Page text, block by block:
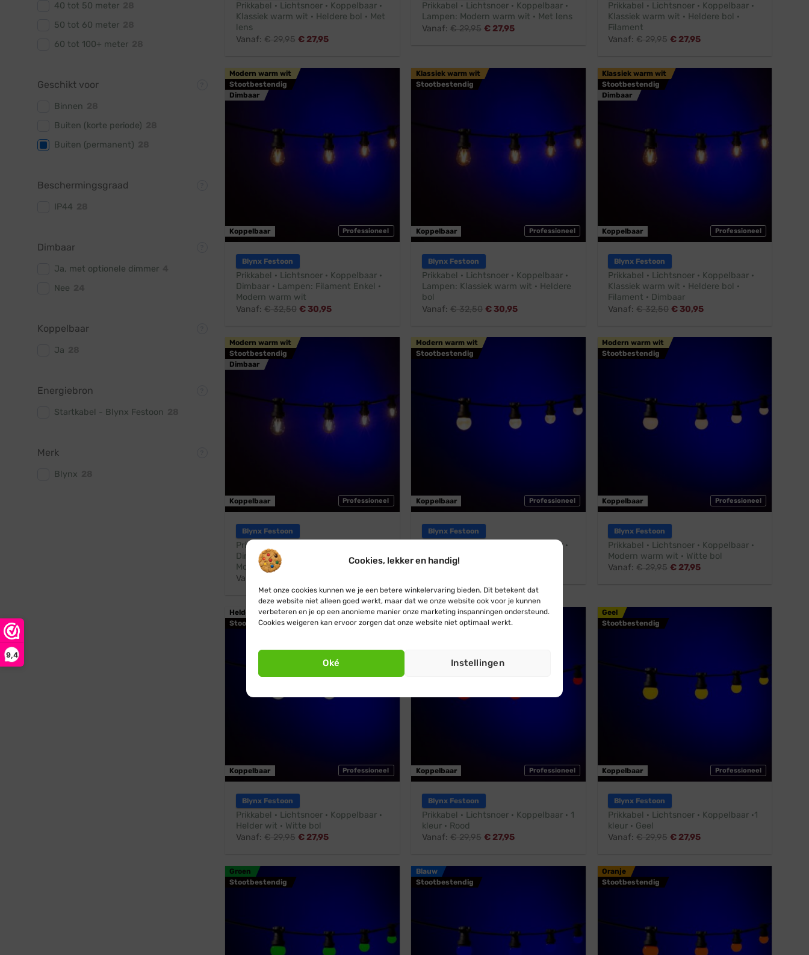
Cookies, lekker en handig!
Met onze cookies kunnen we je een betere winkelervaring bieden. Dit betekent dat
deze website niet alleen goed werkt, maar dat we onze website ook voor je kunnen
verbeteren en je op een anonieme manier onze marketing inspanningen ondersteund.
Cookies weigeren kan ervoor zorgen dat onze website niet optimaal werkt.
Oké Instellingen
9,4
40 tot 50 meter
50 tot 60 meter
60 tot 100+ meter
Geschikt voor
Binnen
Buiten (korte periode)
Buiten (permanent)
Beschermingsgraad
IP44
Dimbaar
Ja, met optionele dimmer
Nee
Koppelbaar
Ja
Energiebron
Startkabel - Blynx Festoon
Merk
Blynx
Prikkabel · Lichtsnoer · Koppelbaar ·
Klassiek warm wit · Heldere bol · Met
lens
Vanaf: €29,95 €27,95
Prikkabel · Lichtsnoer · Koppelbaar ·
Lampen: Modern warm wit · Met lens
Vanaf: €29,95 € 27,95
Prikkabel · Lichtsnoer · Koppelbaar ·
Klassiek warm wit · Heldere bol ·
Filament
Vanaf: €29,95 € 27,95
Professioneel
Modern warm wit
Stootbestendig
Dimbaar
Koppelbaar
Blynx Festoon
Prikkabel · Lichtsnoer · Koppelbaar ·
Dimbaar · Lampen: Filament Enkel ·
Modern warm wit
Vanaf: €32,50 €30,95
Professioneel
Klassiek warm wit
Stootbestendig
Koppelbaar
Blynx Festoon
Prikkabel · Lichtsnoer · Koppelbaar ·
Lampen: Klassiek warm wit · Heldere
bol
Vanaf: €32,50 €30,95
Professioneel
Klassiek warm wit
Stootbestendig
Dimbaar
Koppelbaar
Blynx Festoon
Prikkabel · Lichtsnoer · Koppelbaar ·
Klassiek warm wit · Heldere bol ·
Filament · Dimbaar
Vanaf: €32,50 €30,95
Professioneel
Modern warm wit
Stootbestendig
Dimbaar
Koppelbaar
Blynx Festoon
Prikkabel · Lichtsnoer · Koppelbaar ·
Dimbaar · Lampen: Filament Dubbel ·
Modern warm wit
Vanaf:
Professioneel
Modern warm wit
Stootbestendig
Koppelbaar
Blynx Festoon
Prikkabel · Lichtsnoer · Koppelbaar ·
Modern warm wit · Matte bol
Vanaf: €29,95
Professioneel
Modern warm wit
Stootbestendig
Koppelbaar
Blynx Festoon
Prikkabel · Lichtsnoer · Koppelbaar ·
Modern warm wit · Witte bol
Vanaf: €29,95 € 27,95
Helder wit
Stootbestendig
Professioneel
Koppelbaar
Blynx Festoon
Prikkabel · Lichtsnoer · Koppelbaar ·
Helder wit · Witte bol
Vanaf: €29,95 €27,95
Rood
Stootbestendig
Professioneel
Koppelbaar
Blynx Festoon
Prikkabel · Lichtsnoer · Koppelbaar · 1
kleur · Rood
Vanaf: €29,95 € 27,95
Geel
Stootbestendig
Professioneel
Koppelbaar
Blynx Festoon
Prikkabel · Lichtsnoer · Koppelbaar ·1
kleur · Geel
Vanaf: €29,95 € 27,95
Groen
Stootbestendig
Blauw
Stootbestendig
Oranje
Stootbestendig